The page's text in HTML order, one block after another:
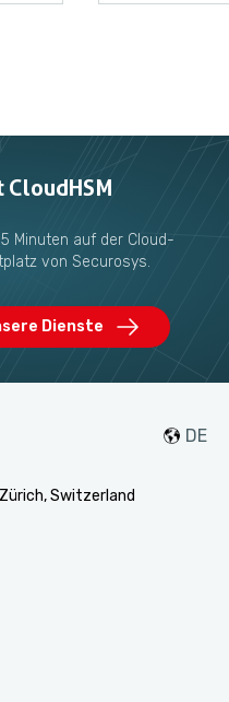
Minuten auf der Cloud-
von Securosys.
Dienste
Switzerland